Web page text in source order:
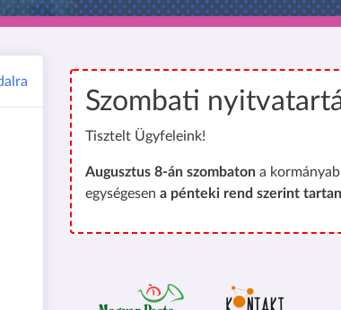
Szombati
Tisztelt Ügyfeleink!
Augusztus 8-án szombaton a
egységesen a pénteki rend szerint